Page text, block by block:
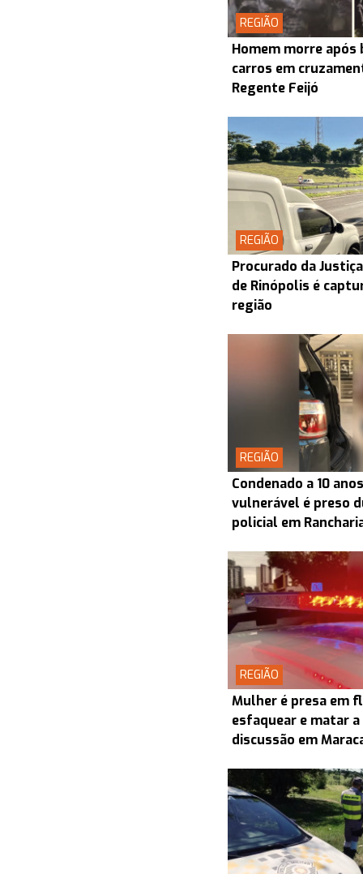
REGIÃO
Homem morre
carros em
Regente Feijó
REGIÃO
Procurado da
de Rinópolis é
região
REGIÃO
Condenado a 10
vulnerável é preso
policial em
REGIÃO
Mulher é presa em
esfaquear e matar
discussão em